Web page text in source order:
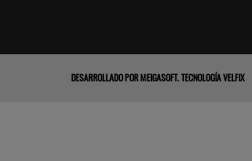
DESARROLLADO PORMEIGASOFT.TECNOLOGÍA VELFIX